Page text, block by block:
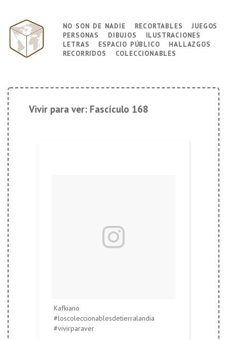
contenido
principal
Navegación
principal
no son de nadie recortables juegos
personas dibujos ilustraciones
letras espacio público hallazgos
recorridos coleccionables
Vivir para ver: Fascículo 168
Kafkiano
#loscoleccionablesdetierralandia
#vivirparaver